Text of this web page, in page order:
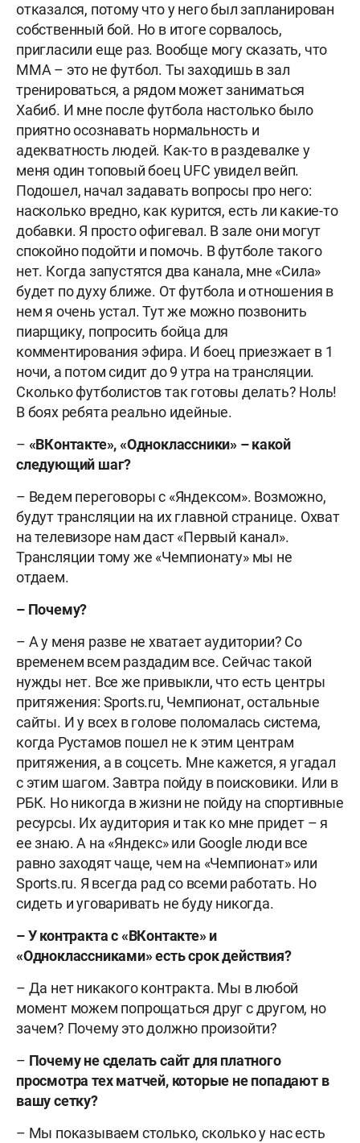
отказался, потому что у него был запланирован
собственный бой. Но в итоге сорвалось,
пригласили еще раз. Вообще могу сказать, что
MMA – это не футбол. Ты заходишь в зал
тренироваться, а рядом может заниматься
Хабиб. И мне после футбола настолько было
приятно осознавать нормальность и
адекватность людей. Как-то в раздевалке у
меня один топовый боец UFC увидел вейп.
Подошел, начал задавать вопросы про него:
насколько вредно, как курится, есть ли какие-то
добавки. Я просто офигевал. В зале они могут
спокойно подойти и помочь. В футболе такого
нет. Когда запустятся два канала, мне «Сила»
будет по духу ближе. От футбола и отношения в
нем я очень устал. Тут же можно позвонить
пиарщику, попросить бойца для
комментирования эфира. И боец приезжает в 1
ночи, а потом сидит до 9 утра на трансляции.
Сколько футболистов так готовы делать? Ноль!
В боях ребята реально идейные.
– «ВКонтакте», «Одноклассники» – какой
следующий шаг?
– Ведем переговоры с «Яндексом». Возможно,
будут трансляции на их главной странице. Охват
на телевизоре нам даст «Первый канал».
Трансляции тому же «Чемпионату» мы не
отдаем.
– Почему?
– А у меня разве не хватает аудитории? Со
временем всем раздадим все. Сейчас такой
нужды нет. Все же привыкли, что есть центры
притяжения: Sports.ru, Чемпионат, остальные
сайты. И у всех в голове поломалась система,
когда Рустамов пошел не к этим центрам
притяжения, а в соцсеть. Мне кажется, я угадал
с этим шагом. Завтра пойду в поисковики. Или в
РБК. Но никогда в жизни не пойду на спортивные
ресурсы. Их аудитория и так ко мне придет – я
ее знаю. А на «Яндекс» или Google люди все
равно заходят чаще, чем на «Чемпионат» или
Sports.ru. Я всегда рад со всеми работать. Но
сидеть и уговаривать не буду никогда.
– У контракта с «ВКонтакте» и
«Одноклассниками» есть срок действия?
– Да нет никакого контракта. Мы в любой
момент можем попрощаться друг с другом, но
зачем? Почему это должно произойти?
– Почему не сделать сайт для платного
просмотра тех матчей, которые не попадают в
вашу сетку?
– Мы показываем столько, сколько у нас есть